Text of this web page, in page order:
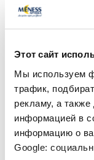
Этот сайт
Мы используем
трафик,
рекламу, а
информацией в
информацию о
Google:
2.72 € 3.30 €
В
Лучшая цена за 30
Регулярная цена: 6.39 €